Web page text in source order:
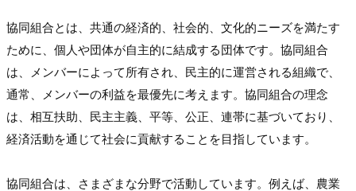
協同組合とは、共通の経済的、社会的、文化的ニーズを満たす
ために、個人や団体が自主的に結成する団体です。協同組合
は、メンバーによって所有され、民主的に運営される組織で、
通常、メンバーの利益を最優先に考えます。協同組合の理念
は、相互扶助、民主主義、平等、公正、連帯に基づいており、
経済活動を通じて社会に貢献することを目指しています。
協同組合は、さまざまな分野で活動しています。例えば、農業